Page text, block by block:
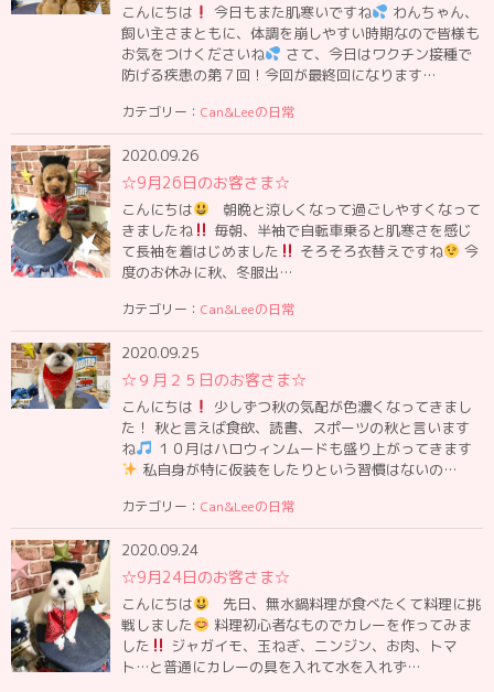
こんにちは 今日もまた肌寒いですね
わんちゃん、
飼い主さまともに、体調を崩しやすい時期なので皆様も
お気をつけくださいね
さて、今日はワクチン接種で
防げる疾患の第７回！今回が最終回になります…
カテゴリー： Can&Leeの日常
2020.09.26
☆9月26日のお客さま☆
こんにちは
朝晩と涼しくなって過ごしやすくなって
きましたね
毎朝、半袖で自転車乗ると肌寒さを感じ
て長袖を着はじめました
そろそろ衣替えですね
今
度のお休みに秋、冬服出…
カテゴリー： Can&Leeの日常
2020.09.25
☆９月２５日のお客さま☆
こんにちは
少しずつ秋の気配が色濃くなってきまし
た！ 秋と言えば食欲、読書、スポーツの秋と言います
ね
１０月はハロウィンムードも盛り上がってきます
私自身が特に仮装をしたりという習慣はないの…
カテゴリー： Can&Leeの日常
2020.09.24
☆9月24日のお客さま☆
こんにちは
先日、無水鍋料理が食べたくて料理に挑
戦しました
料理初心者なものでカレーを作ってみま
した
ジャガイモ、玉ねぎ、ニンジン、お肉、トマ
ト…と普通にカレーの具を入れて水を入れず…